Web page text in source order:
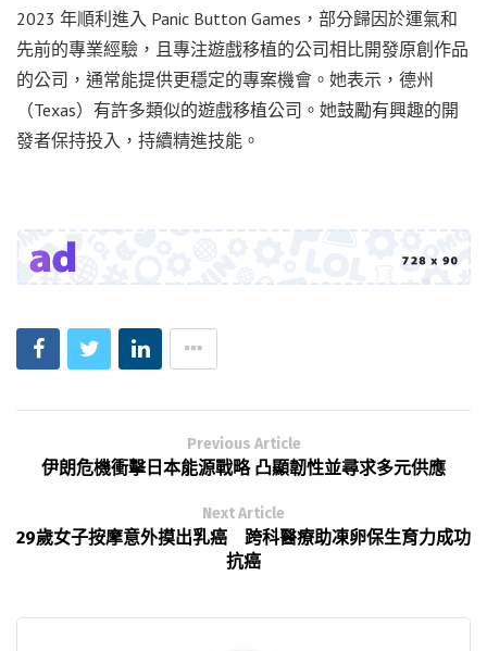
2023 年順利進入 Panic Button Games，部分歸因於運氣和
先前的專業經驗，且專注遊戲移植的公司相比開發原創作品
的公司，通常能提供更穩定的專案機會。她表示，德州
（Texas）有許多類似的遊戲移植公司。她鼓勵有興趣的開
發者保持投入，持續精進技能。
Previous Article
伊朗危機衝擊日本能源戰略 凸顯韌性並尋求多元供應
Next Article
29歲女子按摩意外摸出乳癌 跨科醫療助凍卵保生育力成功
抗癌